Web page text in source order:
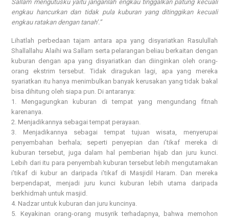
Sallam mengutusku yaitu janganlah engkau tinggalkan patung kecuali
engkau hancurkan dan tidak pula kuburan yang ditinggikan kecuali
engkau ratakan dengan tanah’.”
Lihatlah perbedaan tajam antara apa yang disyariatkan Rasulullah
Shallallahu Alaihi wa Sallam serta pelarangan beliau berkaitan dengan
kuburan dengan apa yang disyariatkan dan diinginkan oleh orang-
orang ekstrim tersebut. Tidak diragukan lagi, apa yang mereka
syariatkan itu hanya menimbulkan banyak kerusakan yang tidak bakal
bisa dihitung oleh siapa pun. Di antaranya:
1. Mengagungkan kuburan di tempat yang mengundang fitnah
karenanya.
2. Menjadikannya sebagai tempat perayaan.
3. Menjadikannya sebagai tempat tujuan wisata, menyerupai
penyembahan berhala; seperti penyepian dan i’tikaf mereka di
kuburan tersebut, juga dalam hal pemberian hijab dan juru kunci.
Lebih dari itu para penyembah kuburan tersebut lebih mengutamakan
i’tikaf di kubur an daripada i’tikaf di Masjidil Haram. Dan mereka
berpendapat, menjadi juru kunci kuburan lebih utama daripada
berkhidmah untuk masjid.
4. Nadzar untuk kuburan dan juru kuncinya.
5. Keyakinan orang-orang musyrik terhadapnya, bahwa memohon